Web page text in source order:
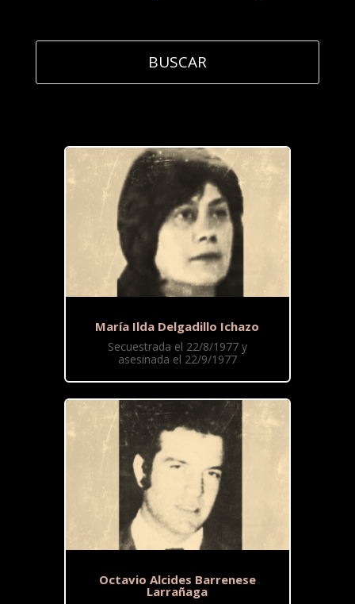
María Ilda Delgadillo Ichazo
Secuestrada el 22/8/1977 y
asesinada el 22/9/1977
Octavio Alcides Barrenese
Larrañaga